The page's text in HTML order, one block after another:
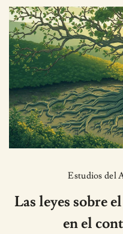
Estudios del
Las leyes sobre
en el